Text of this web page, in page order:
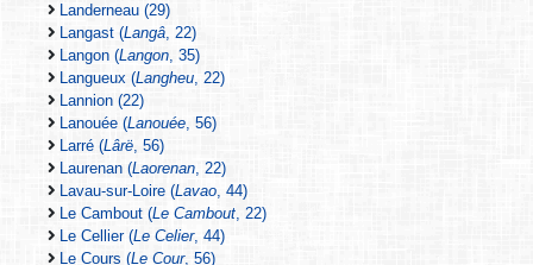
Landerneau (29)
Langast (Langâ, 22)
Langon (Langon, 35)
Langueux (Langheu, 22)
Lannion (22)
Lanouée (Lanouée, 56)
Larré (Lârë, 56)
Laurenan (Laorenan, 22)
Lavau-sur-Loire (Lavao, 44)
Le Cambout (Le Cambout, 22)
Le Cellier (Le Celier, 44)
Le Cours (Le Cour, 56)